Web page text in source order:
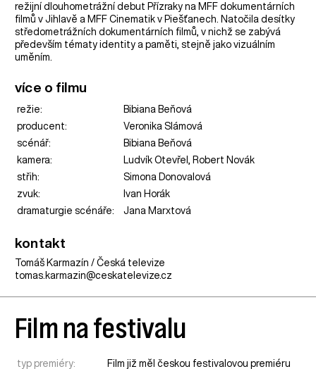
režijní dlouhometrážní debut Přízraky na MFF dokumentárních
filmů v Jihlavě a MFF Cinematik v Piešťanech. Natočila desítky
středometrážních dokumentárních filmů, v nichž se zabývá
především tématy identity a paměti, stejně jako vizuálním
uměním.
více o filmu
režie:
Bibiana Beňová
producent:
Veronika Slámová
scénář:
Bibiana Beňová
kamera:
Ludvík Otevřel, Robert Novák
střih:
Simona Donovalová
zvuk:
Ivan Horák
dramaturgie scénáře:
Jana Marxtová
kontakt
Tomáš Karmazín / Česká televize
tomas.karmazin@ceskatelevize.cz
Film na festivalu
typ premiéry:
Film již měl českou festivalovou premiéru